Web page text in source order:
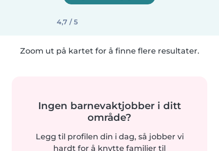
4,7 / 5
Zoom ut på kartet for å finne flere resultater.
Ingen barnevaktjobber i ditt
område?
Legg til profilen din i dag, så jobber vi
hardt for å knytte familier til